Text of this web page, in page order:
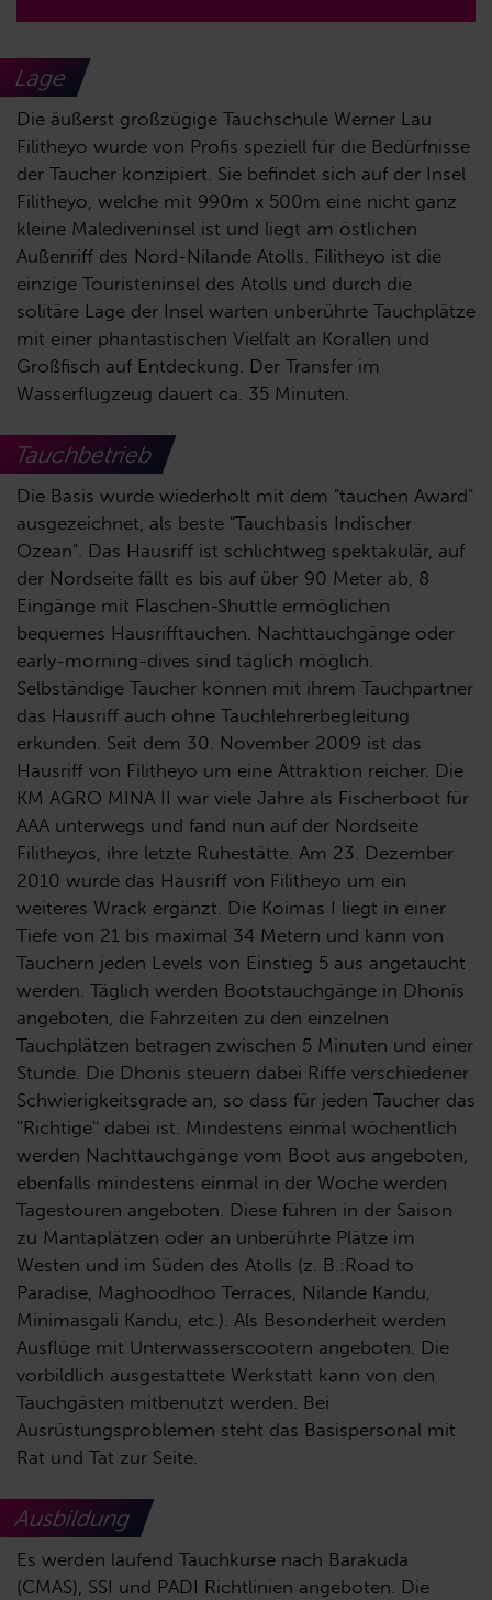
Lage
Die äußerst großzügige Tauchschule Werner Lau
Filitheyo wurde von Profis speziell für die Bedürfnisse
der Taucher konzipiert. Sie befindet sich auf der Insel
Filitheyo, welche mit 990m x 500m eine nicht ganz
kleine Malediveninsel ist und liegt am östlichen
Außenriff des Nord-Nilande Atolls. Filitheyo ist die
einzige Touristeninsel des Atolls und durch die
solitäre Lage der Insel warten unberührte Tauchplätze
mit einer phantastischen Vielfalt an Korallen und
Großfisch auf Entdeckung. Der Transfer im
Wasserflugzeug dauert ca. 35 Minuten.
Tauchbetrieb
Die Basis wurde wiederholt mit dem "tauchen Award"
ausgezeichnet, als beste "Tauchbasis Indischer
Ozean". Das Hausriff ist schlichtweg spektakulär, auf
der Nordseite fällt es bis auf über 90 Meter ab, 8
Eingänge mit Flaschen-Shuttle ermöglichen
bequemes Hausrifftauchen. Nachttauchgänge oder
early-morning-dives sind täglich möglich.
Selbständige Taucher können mit ihrem Tauchpartner
das Hausriff auch ohne Tauchlehrerbegleitung
erkunden. Seit dem 30. November 2009 ist das
Hausriff von Filitheyo um eine Attraktion reicher. Die
KM AGRO MINA II war viele Jahre als Fischerboot für
AAA unterwegs und fand nun auf der Nordseite
Filitheyos, ihre letzte Ruhestätte. Am 23. Dezember
2010 wurde das Hausriff von Filitheyo um ein
weiteres Wrack ergänzt. Die Koimas I liegt in einer
Tiefe von 21 bis maximal 34 Metern und kann von
Tauchern jeden Levels von Einstieg 5 aus angetaucht
werden. Täglich werden Bootstauchgänge in Dhonis
angeboten, die Fahrzeiten zu den einzelnen
Tauchplätzen betragen zwischen 5 Minuten und einer
Stunde. Die Dhonis steuern dabei Riffe verschiedener
Schwierigkeitsgrade an, so dass für jeden Taucher das
''Richtige'' dabei ist. Mindestens einmal wöchentlich
werden Nachttauchgänge vom Boot aus angeboten,
ebenfalls mindestens einmal in der Woche werden
Tagestouren angeboten. Diese führen in der Saison
zu Mantaplätzen oder an unberührte Plätze im
Westen und im Süden des Atolls (z. B.:Road to
Paradise, Maghoodhoo Terraces, Nilande Kandu,
Minimasgali Kandu, etc.). Als Besonderheit werden
Ausflüge mit Unterwasserscootern angeboten. Die
vorbildlich ausgestattete Werkstatt kann von den
Tauchgästen mitbenutzt werden. Bei
Ausrüstungsproblemen steht das Basispersonal mit
Rat und Tat zur Seite.
Ausbildung
Es werden laufend Tauchkurse nach Barakuda
(CMAS), SSI und PADI Richtlinien angeboten. Die